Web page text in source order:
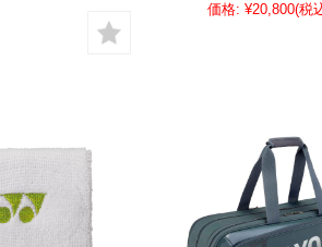
価格: ¥20,800(税